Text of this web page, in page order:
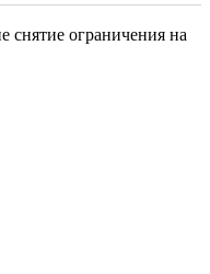
снятие ограничения на